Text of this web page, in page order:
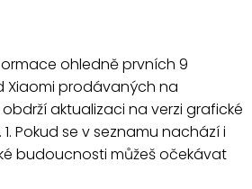
ohledně prvních 9
prodávaných na
aktualizaci na verzi grafické
Pokud se v seznamu nachází i
budoucnosti můžeš očekávat